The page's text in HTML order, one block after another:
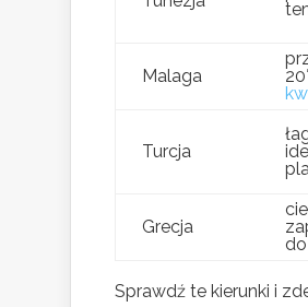
Malaga
Turcja
Grecja
Sprawdź te kierunki i